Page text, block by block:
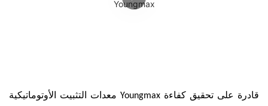
معدات التثبيت الأوتوماتيكية Youngmax قادرة على تحقيق كفاءة